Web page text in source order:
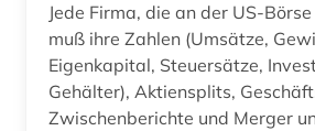
forschung (5)
forschungsdaten (2)
forschungsstrategie (1)
Jede Firma, die an der US-
muß ihre Zahlen (Umsätze,
Eigenkapital, Steuersätze,
Gehälter), Aktiensplits,
Zwischenberichte und Merger